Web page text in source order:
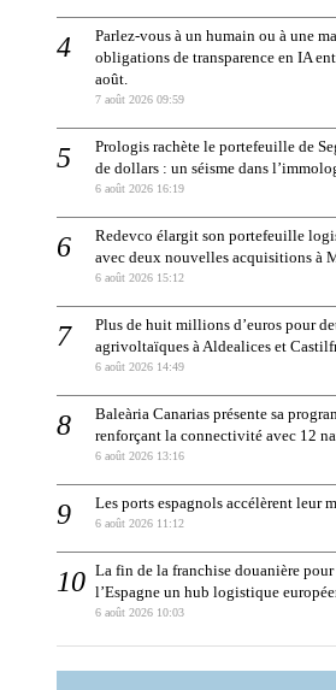
Parlez-vous à un humain ou à une
obligations de transparence en IA
août.
7 août 2026 09:59
Prologis rachète le portefeuille de
de dollars : un séisme dans
6 août 2026 16:19
Redevco élargit son portefeuille
avec deux nouvelles acquisitions à
6 août 2026 15:12
Plus de huit millions d’euros pour
agrivoltaïques à Aldealices et
6 août 2026 14:49
Baleària Canarias présente sa
renforçant la connectivité avec 12
6 août 2026 13:16
Les ports espagnols accélèrent leur
6 août 2026 11:12
La fin de la franchise douanière
l’Espagne un hub logistique
6 août 2026 10:03